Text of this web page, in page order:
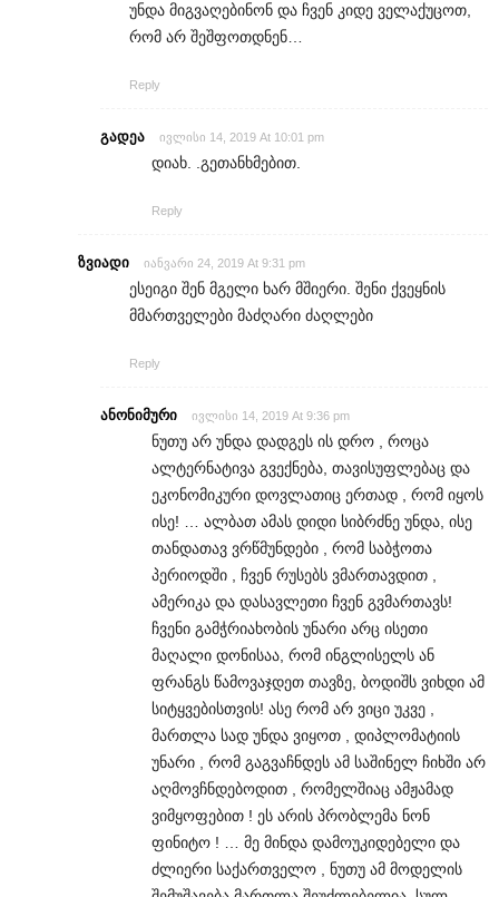
უნდა მიგვაღებინონ და ჩვენ კიდე ველაქუცოთ,
რომ არ შეშფოთდნენ…
Reply
გადეა ივლისი 14, 2019 At 10:01 pm
დიახ. .გეთანხმებით.
Reply
ზვიადი იანვარი 24, 2019 At 9:31 pm
ესეიგი შენ მგელი ხარ მშიერი. შენი ქვეყნის
მმართველები მაძღარი ძაღლები
Reply
ანონიმური ივლისი 14, 2019 At 9:36 pm
ნუთუ არ უნდა დადგეს ის დრო , როცა
ალტერნატივა გვექნება, თავისუფლებაც და
ეკონომიკური დოვლათიც ერთად , რომ იყოს
ისე! … ალბათ ამას დიდი სიბრძნე უნდა, ისე
თანდათავ ვრწმუნდები , რომ საბჭოთა
პერიოდში , ჩვენ რუსებს ვმართავდით ,
ამერიკა და დასავლეთი ჩვენ გვმართავს!
ჩვენი გამჭრიახობის უნარი არც ისეთი
მაღალი დონისაა, რომ ინგლისელს ან
ფრანგს წამოვაჯდეთ თავზე, ბოდიშს ვიხდი ამ
სიტყვებისთვის! ასე რომ არ ვიცი უკვე ,
მართლა სად უნდა ვიყოთ , დიპლომატიის
უნარი , რომ გაგვაჩნდეს ამ საშინელ ჩიხში არ
აღმოვჩნდებოდით , რომელშიაც ამჟამად
ვიმყოფებით ! ეს არის პრობლემა ნონ
ფინიტო ! … მე მინდა დამოუკიდებელი და
ძლიერი საქართველო , ნუთუ ამ მოდელის